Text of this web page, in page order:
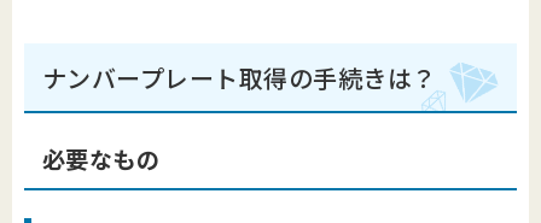
ナンバープレート取得の手続きは？
必要なもの